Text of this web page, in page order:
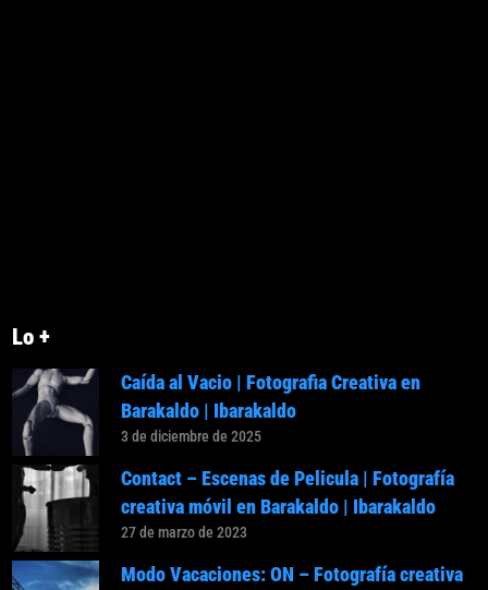
Lo +
Caída al Vacio | Fotografia Creativa en
Barakaldo | Ibarakaldo
3 de diciembre de 2025
Contact – Escenas de Pelicula | Fotografía
creativa móvil en Barakaldo | Ibarakaldo
27 de marzo de 2023
Modo Vacaciones: ON – Fotografía creativa